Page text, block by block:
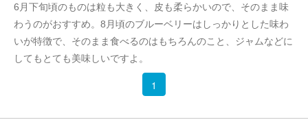
6月下旬頃のものは粒も大きく、皮も柔らかいので、そのまま味
わうのがおすすめ。8月頃のブルーベリーはしっかりとした味わ
いが特徴で、そのまま食べるのはもちろんのこと、ジャムなどに
してもとても美味しいですよ。
1